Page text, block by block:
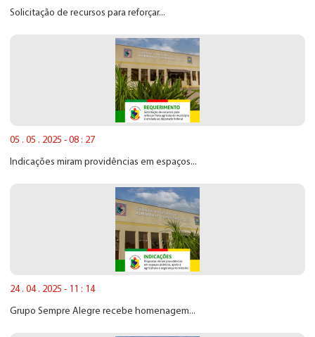
Solicitação de recursos para reforçar...
05 . 05 . 2025 - 08 : 27
Indicações miram providências em espaços...
24 . 04 . 2025 - 11 : 14
Grupo Sempre Alegre recebe homenagem...